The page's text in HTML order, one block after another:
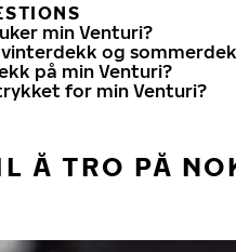
min Venturi?
og
på min Venturi?
for min Venturi?
Å TRO PÅ